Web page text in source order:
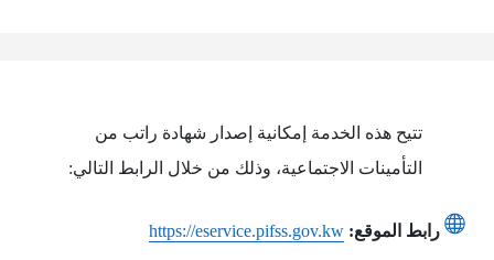
تتيح هذه الخدمة إمكانية إصدار شهادة راتب من
التأمينات الاجتماعية، وذلك من خلال الرابط التالي:
رابط الموقع: https://eservice.pifss.gov.kw